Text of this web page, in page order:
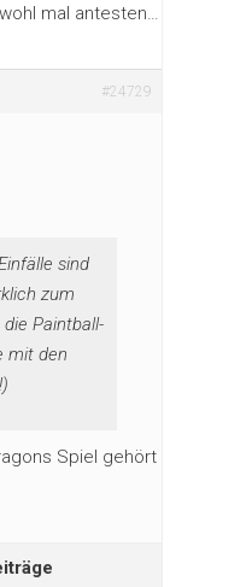
mal antesten…
#24729
sind
zum
die Paintball-
mit den
Spiel gehört